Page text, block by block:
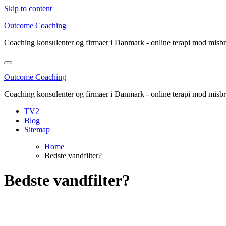
Skip to content
Outcome Coaching
Coaching konsulenter og firmaer i Danmark - online terapi mod
Outcome Coaching
Coaching konsulenter og firmaer i Danmark - online terapi mod
TV2
Blog
Sitemap
Home
Bedste vandfilter?
Bedste vandfilter?